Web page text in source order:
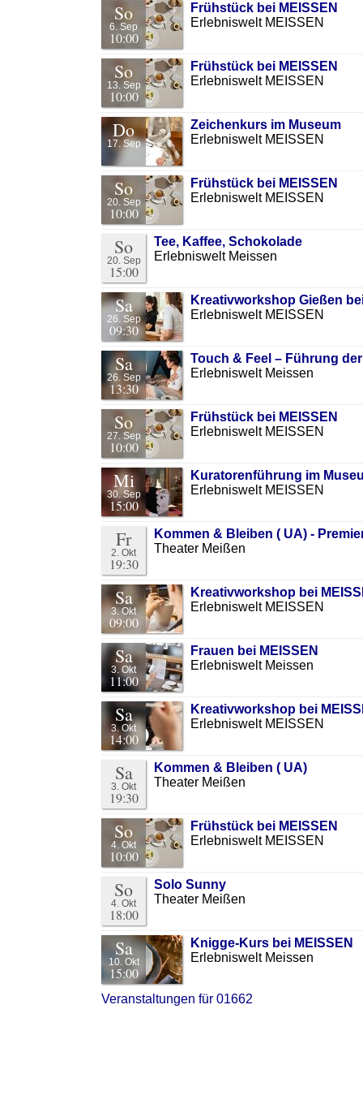
So
6. Sep
10:00
Frühstück bei MEISSEN
Erlebniswelt MEISSEN
So
13. Sep
10:00
Frühstück bei MEISSEN
Erlebniswelt MEISSEN
Do
17. Sep
Zeichenkurs im Museum
Erlebniswelt MEISSEN
So
20. Sep
10:00
Frühstück bei MEISSEN
Erlebniswelt MEISSEN
So
20. Sep
15:00
Tee, Kaffee, Schokolade
Erlebniswelt Meissen
Sa
26. Sep
09:30
Kreativworkshop Gießen
Erlebniswelt MEISSEN
Sa
26. Sep
13:30
Touch & Feel – Führung
Erlebniswelt Meissen
So
27. Sep
10:00
Frühstück bei MEISSEN
Erlebniswelt MEISSEN
Mi
30. Sep
15:00
Kuratorenführung im
Erlebniswelt MEISSEN
Fr
2. Okt
19:30
Kommen & Bleiben ( UA) -
Theater Meißen
Sa
3. Okt
09:00
Kreativworkshop bei
Erlebniswelt MEISSEN
Sa
3. Okt
11:00
Frauen bei MEISSEN
Erlebniswelt Meissen
Sa
3. Okt
14:00
Kreativworkshop bei
Erlebniswelt MEISSEN
Sa
3. Okt
19:30
Kommen & Bleiben ( UA)
Theater Meißen
So
4. Okt
10:00
Frühstück bei MEISSEN
Erlebniswelt MEISSEN
So
4. Okt
18:00
Solo Sunny
Theater Meißen
Sa
10. Okt
15:00
Knigge-Kurs bei MEISSEN
Erlebniswelt Meissen
Veranstaltungen für 01662